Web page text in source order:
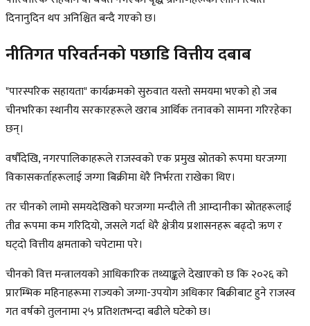
दिनानुदिन थप अनिश्चित बन्दै गएको छ।
नीतिगत परिवर्तनको पछाडि वित्तीय दबाब
"पारस्परिक सहायता" कार्यक्रमको सुरुवात यस्तो समयमा भएको हो जब
चीनभरिका स्थानीय सरकारहरूले खराब आर्थिक तनावको सामना गरिरहेका
छन्।
वर्षौंदेखि, नगरपालिकाहरूले राजस्वको एक प्रमुख स्रोतको रूपमा घरजग्गा
विकासकर्ताहरूलाई जग्गा बिक्रीमा धेरै निर्भरता राखेका थिए।
तर चीनको लामो समयदेखिको घरजग्गा मन्दीले ती आम्दानीका स्रोतहरूलाई
तीव्र रूपमा कम गरिदियो, जसले गर्दा धेरै क्षेत्रीय प्रशासनहरू बढ्दो ऋण र
घट्दो वित्तीय क्षमताको चपेटामा परे।
चीनको वित्त मन्त्रालयको आधिकारिक तथ्याङ्कले देखाएको छ कि २०२६ को
प्रारम्भिक महिनाहरूमा राज्यको जग्गा-उपयोग अधिकार बिक्रीबाट हुने राजस्व
गत वर्षको तुलनामा २५ प्रतिशतभन्दा बढीले घटेको छ।